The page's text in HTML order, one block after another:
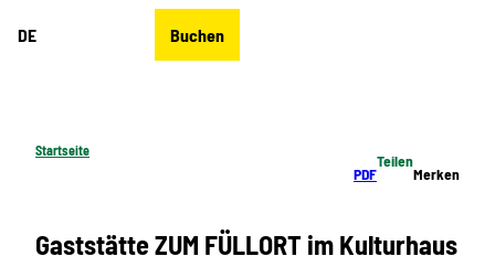
DE Buchen
Startseite
PDF
Teilen
Merken
Gaststätte ZUM FÜLLORT im Kulturhaus